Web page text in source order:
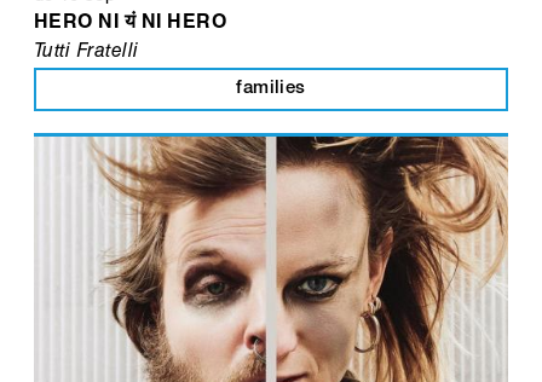
HERO NI यं NI HERO
Tutti Fratelli
families